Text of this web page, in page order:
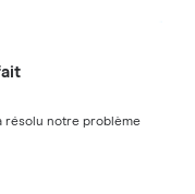
résolu notre problème